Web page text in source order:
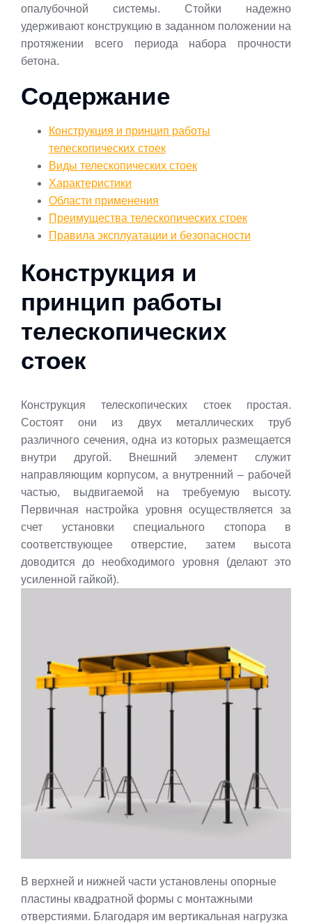
опалубочной системы. Стойки надежно
удерживают конструкцию в заданном положении на
протяжении всего периода набора прочности
бетона.
Содержание
Конструкция и принцип работы
телескопических стоек
Виды телескопических стоек
Характеристики
Области применения
Преимущества телескопических стоек
Правила эксплуатации и безопасности
Конструкция и
принцип работы
телескопических
стоек
Конструкция телескопических стоек простая.
Состоят они из двух металлических труб
различного сечения, одна из которых размещается
внутри другой. Внешний элемент служит
направляющим корпусом, а внутренний – рабочей
частью, выдвигаемой на требуемую высоту.
Первичная настройка уровня осуществляется за
счет установки специального стопора в
соответствующее отверстие, затем высота
доводится до необходимого уровня (делают это
усиленной гайкой).
В верхней и нижней части установлены опорные
пластины квадратной формы с монтажными
отверстиями. Благодаря им вертикальная нагрузка